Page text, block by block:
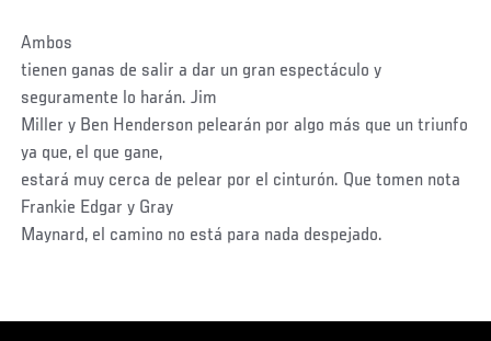
Ambos
tienen ganas de salir a dar un gran espectáculo y
seguramente lo harán. Jim
Miller y Ben Henderson pelearán por algo más que un triunfo
ya que, el que gane,
estará muy cerca de pelear por el cinturón. Que tomen nota
Frankie Edgar y Gray
Maynard, el camino no está para nada despejado.